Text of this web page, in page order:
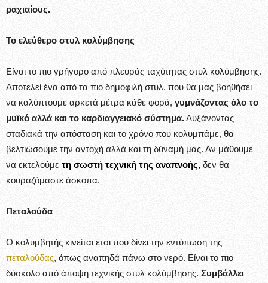
ραχιαίους.
Το ελεύθερο στυλ κολύμβησης
Είναι το πιο γρήγορο από πλευράς ταχύτητας στυλ κολύμβησης.
Αποτελεί ένα από τα πιο δημοφιλή στυλ, που θα μας βοηθήσει
να καλύπτουμε αρκετά μέτρα κάθε φορά, γυμνάζοντας όλο το
μυϊκό αλλά και το καρδιαγγειακό σύστημα.Αυξάνοντας
σταδιακά την απόσταση και το χρόνο που κολυμπάμε, θα
βελτιώσουμε την αντοχή αλλά και τη δύναμή μας. Αν μάθουμε
να εκτελούμε τη σωστή τεχνική της αναπνοής, δεν θα
κουραζόμαστε άσκοπα.
Πεταλούδα
Ο κολυμβητής κινείται έτσι που δίνει την εντύπωση της
πεταλούδας, όπως αναπηδά πάνω στο νερό. Eίναι το πιο
δύσκολο από άποψη τεχνικής στυλ κολύμβησης. Συμβάλλει